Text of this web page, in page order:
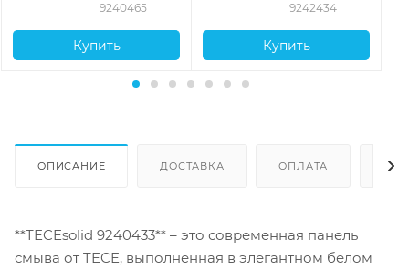
9240465
Купить
9242434
Купить
ОПИСАНИЕ ДОСТАВКА ОПЛАТА
**TECEsolid 9240433** – это современная панель
смыва от TECE, выполненная в элегантном белом